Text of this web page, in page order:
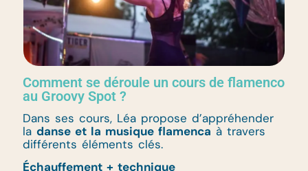
Comment se déroule un cours de flamenco
au Groovy Spot ?
Dans ses cours, Léa propose d’appréhender
ladanse et la musique flamenca à travers
différents éléments clés.
Échauffement + technique